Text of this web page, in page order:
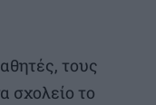
τους
σχολείο το